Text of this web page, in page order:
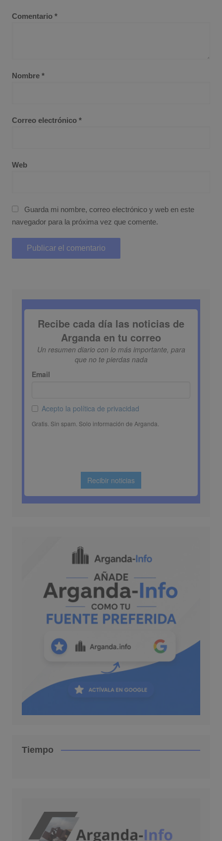
Comentario *
Nombre *
Correo electrónico *
Web
Guarda mi nombre, correo electrónico y web en este
navegador para la próxima vez que comente.
Tiempo